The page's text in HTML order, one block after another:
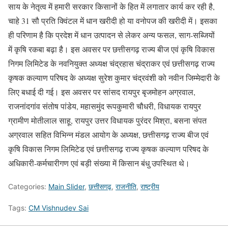
साय के नेतृत्व में हमारी सरकार किसानों के हित में लगातार कार्य कर रही है,
चाहे 31 सौ प्रति क्विंटल में धान खरीदी हो या वनोपज की खरीदी में। इसका
ही परिणाम है कि प्रदेश में धान उत्पादन से लेकर अन्य फसल, साग-सब्जियों
में कृषि रकबा बढ़ा है। इस अवसर पर छत्तीसगढ़ राज्य बीज एवं कृषि विकास
निगम लिमिटेड के नवनियुक्त अध्यक्ष चंद्रहास चंद्राकर एवं छत्तीसगढ़ राज्य
कृषक कल्याण परिषद के अध्यक्ष सुरेश कुमार चंद्रवंशी को नवीन जिम्मेदारी के
लिए बधाई दी गई। इस अवसर पर सांसद रायपुर बृजमोहन अग्रवाल,
राजनांदगांव संतोष पांडेय, महासमुंद रूपकुमारी चौधरी, विधायक रायपुर
ग्रामीण मोतीलाल साहू, रायपुर उत्तर विधायक पुरंदर मिश्रा, बसना संपत
अग्रवाल सहित विभिन्न मंडल आयोग के अध्यक्ष, छत्तीसगढ़ राज्य बीज एवं
कृषि विकास निगम लिमिटेड एवं छत्तीसगढ़ राज्य कृषक कल्याण परिषद के
अधिकारी-कर्मचारीगण एवं बड़ी संख्या में किसान बंधु उपस्थित थे।
Categories: Main Slider, छत्तीसगढ़, राजनीति, राष्ट्रीय
Tags: CM Vishnudev Sai